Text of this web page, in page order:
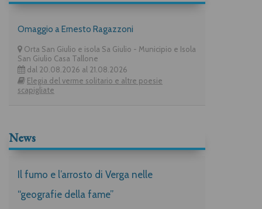
Omaggio a Ernesto Ragazzoni
Orta San Giulio e isola Sa Giulio - Municipio e Isola
San Giulio Casa Tallone
dal 20.08.2026 al 21.08.2026
Elegia del verme solitario e altre poesie
scapigliate
News
Il fumo e l’arrosto di Verga nelle
“geografie della fame”